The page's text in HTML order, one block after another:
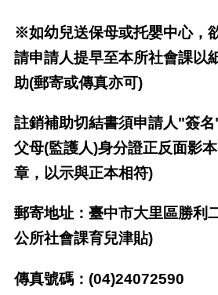
※如幼兒送保母或托嬰中心，
請申請人提早至本所社會課以
助(郵寄或傳真亦可)
註銷補助切結書須申請人"簽
父母(監護人)身分證正反面影
章，以示與正本相符)
郵寄地址：臺中市大里區勝利
公所社會課育兒津貼)
傳真號碼：(04)24072590